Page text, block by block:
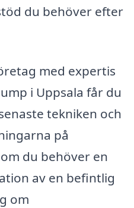
du behöver efter
med expertis
i Uppsala får du
tekniken och
på
du behöver en
av en befintlig
om